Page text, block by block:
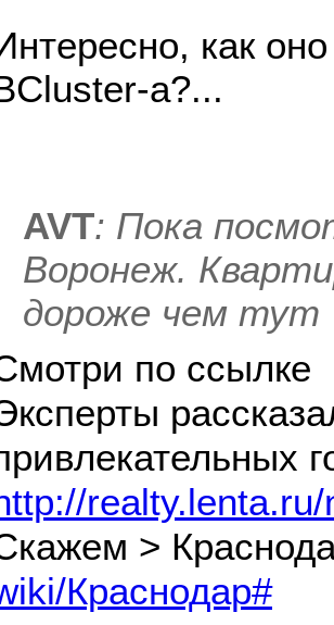
как
а?...
AVT: Пока
Воронеж.
дороже чем тут
по ссылке
>
Краснодар#